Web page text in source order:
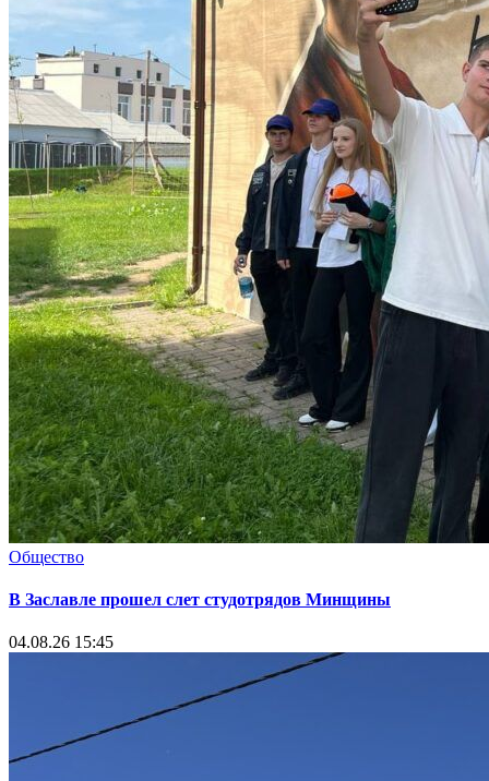
Общество
В Заславле прошел слет студотрядов Минщины
04.08.26 15:45